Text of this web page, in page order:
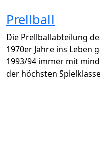
Prellball
Die Prellballabteilung
1970er Jahre ins Leben
1993/94 immer mit
der höchsten